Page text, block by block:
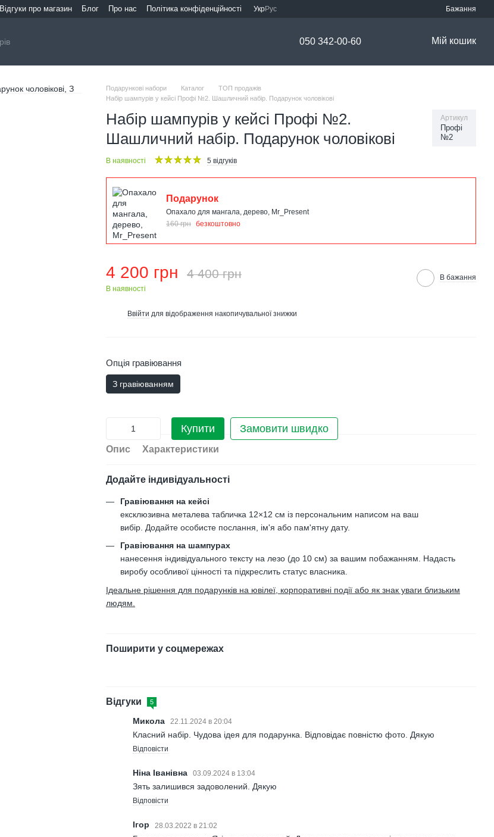
Відгуки про магазин Блог Про нас Політика конфіденційності УкрРус Бажання
050 342-00-60 Мій кошик
Подарункові набори Каталог
ТОП продажів
Набір шампурів у кейсі Профі №2. Шашличний набір. Подарунок чоловікові
Набір шампурів у кейсі Профі №2.
Шашличний набір. Подарунок чоловікові
Артикул
Профі
№2
В наявності 5 відгуків
Подарунок
Опахало для мангала, дерево, Mr_Present
160 грн безкоштовно
4 200 грн 4 400 грн
В наявності
В бажання
Ввійти для відображення накопичувальної знижки
Опція гравіювання
З гравіюванням
Купити Замовити швидко
Опис Характеристики
Додайте індивідуальності
Гравіювання на кейсі
ексклюзивна металева табличка 12×12 см із персональним написом на ваш
вибір. Додайте особисте послання, ім'я або пам'ятну дату.
Гравіювання на шампурах
нанесення індивідуального тексту на лезо (до 10 см) за вашим побажанням. Надасть
виробу особливої цінності та підкреслить статус власника.
Ідеальне рішення для подарунків на ювілеї, корпоративні події або як знак уваги близьким
людям.
Поширити у соцмережах
Відгуки 5
Микола 22.11.2024 в 20:04
Класний набір. Чудова ідея для подарунка. Відповідає повністю фото. Дякую
Відповісти
Ніна Іванівна 03.09.2024 в 13:04
Зять залишився задоволений. Дякую
Відповісти
Ігор 28.03.2022 в 21:02